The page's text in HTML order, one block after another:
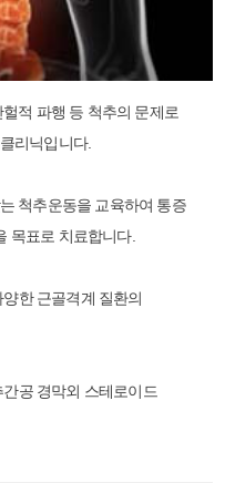
적 파행 등 척추의 문제로
리닉입니다.
척추운동을 교육하여 통증
목표로 치료합니다.
한 근골격계 질환의
공 경막외 스테로이드